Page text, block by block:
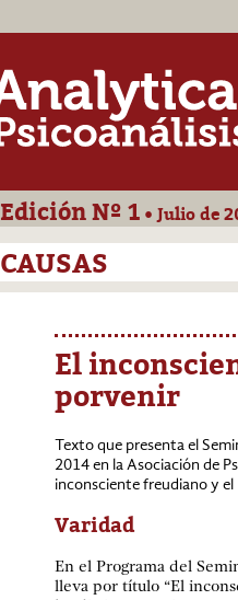
Edición Nº 1 • Julio de
CAUSAS
El
porvenir
Texto que presenta el
2014 en la Asociación de
inconsciente freudiano y el
Varidad
En el Programa del
lleva por título “El